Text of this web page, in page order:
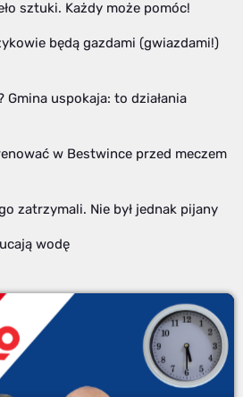
sztuki. Każdy może pomóc!
będą gazdami (gwiazdami!)
uspokaja: to działania
w Bestwince przed meczem
zatrzymali. Nie był jednak pijany
wodę